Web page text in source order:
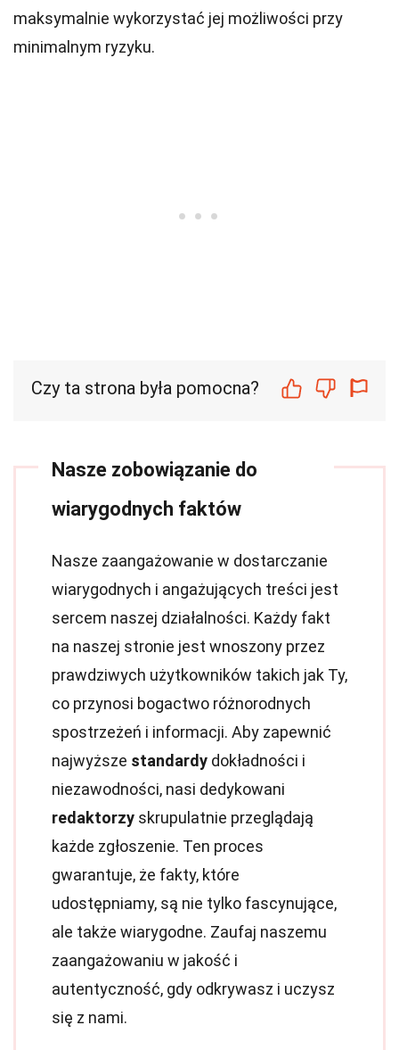
maksymalnie wykorzystać jej możliwości przy
minimalnym ryzyku.
Czy ta strona była pomocna?
Nasze zobowiązanie do
wiarygodnych faktów
Nasze zaangażowanie w dostarczanie
wiarygodnych i angażujących treści jest
sercem naszej działalności. Każdy fakt
na naszej stronie jest wnoszony przez
prawdziwych użytkowników takich jak Ty,
co przynosi bogactwo różnorodnych
spostrzeżeń i informacji. Aby zapewnić
najwyższe standardy dokładności i
niezawodności, nasi dedykowani
redaktorzy skrupulatnie przeglądają
każde zgłoszenie. Ten proces
gwarantuje, że fakty, które
udostępniamy, są nie tylko fascynujące,
ale także wiarygodne. Zaufaj naszemu
zaangażowaniu w jakość i
autentyczność, gdy odkrywasz i uczysz
się z nami.